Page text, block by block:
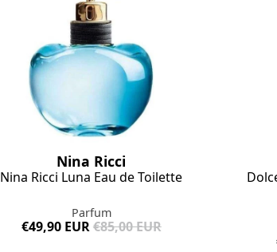
Nina Ricci
Nina Ricci Luna Eau de Toilette
Parfum
€49,90 EUR€85,00 EUR